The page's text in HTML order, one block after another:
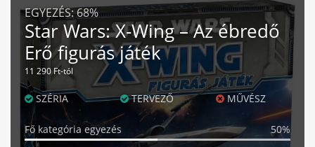
EGYEZÉS:68%
Star Wars: X-Wing – Az ébredő
Erő figurás játék
11 290 Ft-tól
SZÉRIA TERVEZŐ MŰVÉSZ
Fő kategória egyezés 50%